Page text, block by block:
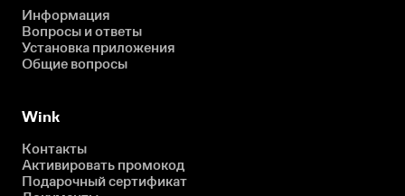
Информация
Вопросы и ответы
Установка приложения
Общие вопросы
Wink
Контакты
Активировать промокод
Подарочный сертификат